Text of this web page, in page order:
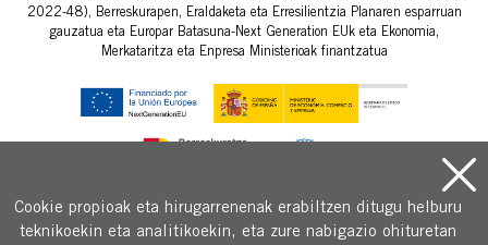
2022-48), Berreskurapen, Eraldaketa eta Erresilientzia Planaren esparruan
gauzatua eta Europar Batasuna-Next Generation EUk eta Ekonomia,
Merkataritza eta Enpresa Ministerioak finantzatua
Copyright © 2026 Donostia sustapena.
Cookie propioak eta hirugarrenenak erabiltzen ditugu helburu
teknikoekin eta analitikoekin, eta zure nabigazio ohituretan